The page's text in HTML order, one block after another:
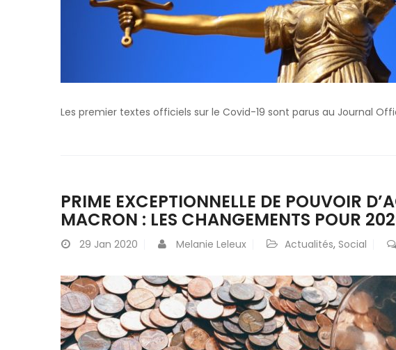
Les premier textes officiels sur le Covid-19 sont parus au Journal
PRIME EXCEPTIONNELLE DE POUVOIR
MACRON : LES CHANGEMENTS POUR
29 Jan 2020 Melanie Leleux Actualités, Social